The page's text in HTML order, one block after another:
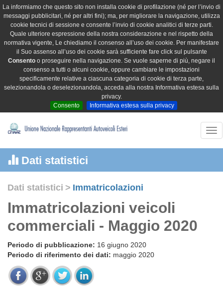
La informiamo che questo sito non installa cookie di profilazione (né per l’invio di
messaggi pubblicitari, né per altri fini); ma, per migliorare la navigazione, utilizza
cookie tecnici di sessione e consente l’invio di cookie analitici di terze parti.
Quale ulteriore espressione della nostra considerazione e nel rispetto della
normativa vigente, Le chiediamo il consenso all’uso dei cookie. Per manifestare
il Suo assenso all’uso dei cookie sarà sufficiente fare click sul pulsante
Consento o proseguire nella navigazione. Se vuole saperne di più, negare il
consenso a tutti o alcuni cookie, oppure cambiare le impostazioni
specificamente relative a ciascuna categoria di cookie di terza parte,
selezionandola o deselezionandola, acceda alla nostra Informativa estesa sulla
privacy.
Consento
Informativa estesa sulla privacy
Dati statistici
Dati statistici > Immatricolazioni
Immatricolazioni veicoli
commerciali - Maggio 2020
Periodo di pubblicazione: 16 giugno 2020
Periodo di riferimento dei dati: maggio 2020